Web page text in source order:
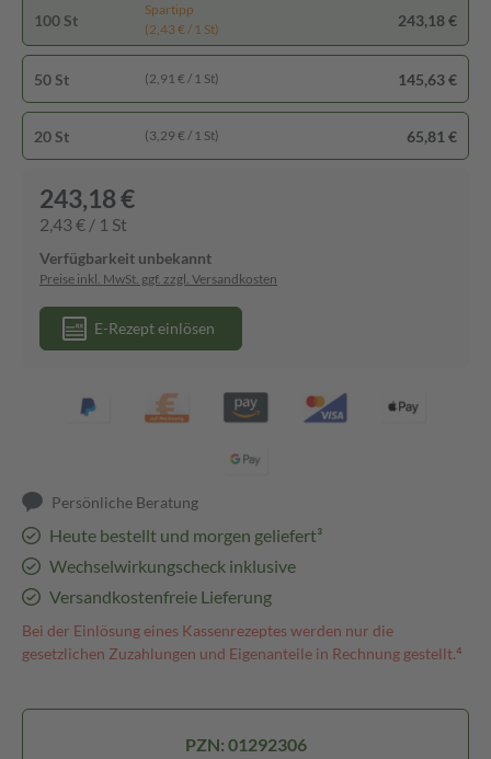
100 St
Spartipp
(2,43 € / 1 St)
243,18 €
50 St (2,91 € / 1 St) 145,63 €
20 St (3,29 € / 1 St) 65,81 €
243,18 €
2,43 € / 1 St
Verfügbarkeit unbekannt
Preise inkl. MwSt. ggf. zzgl. Versandkosten
E-Rezept einlösen
Persönliche Beratung
Heute bestellt und morgen geliefert³
Wechselwirkungscheck inklusive
Versandkostenfreie Lieferung
Bei der Einlösung eines Kassenrezeptes werden nur die
gesetzlichen Zuzahlungen und Eigenanteile in Rechnung gestellt.⁴
PZN: 01292306